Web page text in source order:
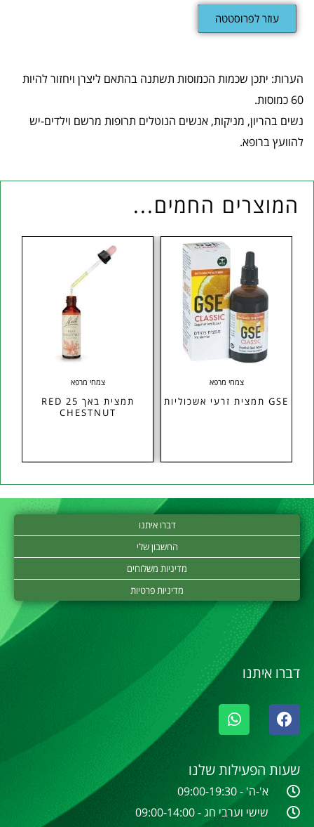
עוזר לפרוסטטה
הערות: יתכן שכמות הכמוסות תשתנה בהתאם ליצרן ויחזור להיות
60 כמוסות.
נשים בהריון, מניקות, אנשים הנוטלים תרופות מרשם וילדים-יש
להוועץ ברופא.
המוצרים החמים...
צמחי מרפא
GSE תמצית זרעי אשכוליות
צמחי מרפא
תמצית באך 25 RED
CHESTNUT
דברו איתנו
החשבון שלי
מדיניות משלוחים
מדיניות פרטיות
דברו איתנו
שעות הפעילות שלנו
א'-ה' - 09:00-19:30
שישי וערבי חג - 09:00-14:00